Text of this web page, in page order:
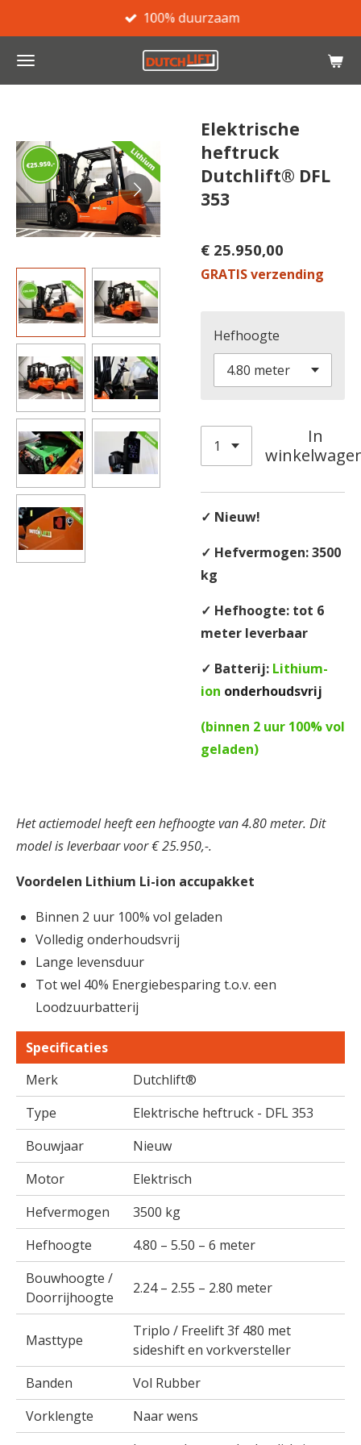
direct
naar
de
100% duurzaam
Elektrische
heftruck
Dutchlift® DFL
353
€ 25.950,00
GRATIS verzending
Hefhoogte
In
✓ Nieuw!
✓ Hefvermogen: 3500
kg
✓ Hefhoogte: tot 6
meter leverbaar
✓ Batterij: Lithium-
ion onderhoudsvrij
(binnen 2 uur 100% vol
geladen)
Het actiemodel heeft een hefhoogte van 4.80 meter. Dit
model is leverbaar voor € 25.950,-.
Voordelen Lithium Li-ion accupakket
Binnen 2 uur 100% vol geladen
Volledig onderhoudsvrij
Lange levensduur
Tot wel 40% Energiebesparing t.o.v. een
Loodzuurbatterij
Specificaties
Merk
Dutchlift®
Type
Elektrische heftruck - DFL 353
Bouwjaar
Nieuw
Motor
Elektrisch
Hefvermogen
3500 kg
Hefhoogte
4.80 – 5.50 – 6 meter
Bouwhoogte /
Doorrijhoogte
2.24 – 2.55 – 2.80 meter
Masttype
Triplo / Freelift 3f 480 met
sideshift en vorkversteller
Banden
Vol Rubber
Vorklengte
Naar wens